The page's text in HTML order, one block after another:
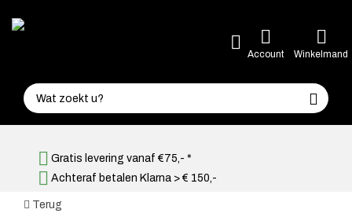
Account Winkelmand
Gratis levering vanaf €75,- *
Achteraf betalen Klarna > € 150,-
Terug